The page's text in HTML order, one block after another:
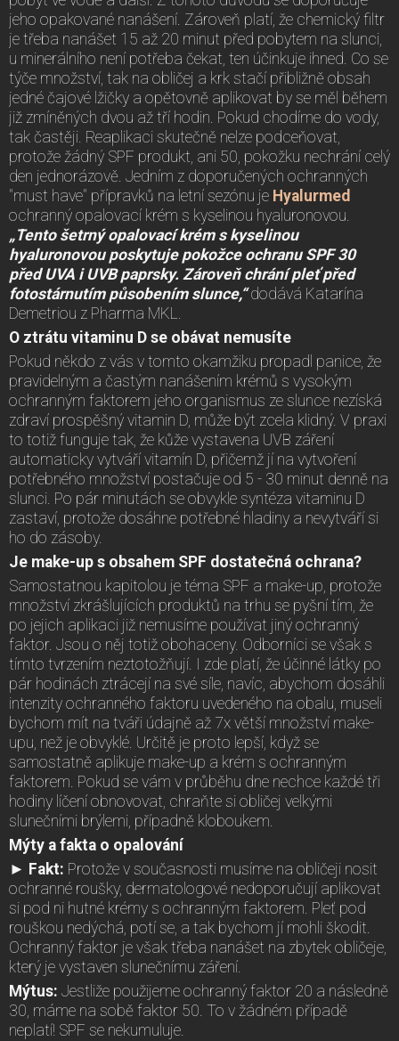
jeho opakované nanášení. Zároveň platí, že chemický filtr
je třeba nanášet 15 až 20 minut před pobytem na slunci,
u minerálního není potřeba čekat, ten účinkuje ihned. Co se
týče množství, tak na obličej a krk stačí přibližně obsah
jedné čajové lžičky a opětovně aplikovat by se měl během
již zmíněných dvou až tří hodin. Pokud chodíme do vody,
tak častěji. Reaplikaci skutečně nelze podceňovat,
protože žádný SPF produkt, ani 50, pokožku nechrání celý
den jednorázově. Jedním z doporučených ochranných
"must have" přípravků na letní sezónu je Hyalurmed
ochranný opalovací krém s kyselinou hyaluronovou.
„Tento šetrný opalovací krém s kyselinou
hyaluronovou poskytuje pokožce ochranu SPF 30
před UVA i UVB paprsky. Zároveň chrání pleť před
fotostárnutím působením slunce,“dodává Katarína
Demetriou z Pharma MKL.
O ztrátu vitaminu D se obávat nemusíte
Pokud někdo z vás v tomto okamžiku propadl panice, že
pravidelným a častým nanášením krémů s vysokým
ochranným faktorem jeho organismus ze slunce nezíská
zdraví prospěšný vitamin D, může být zcela klidný. V praxi
to totiž funguje tak, že kůže vystavena UVB záření
automaticky vytváří vitamín D, přičemž jí na vytvoření
potřebného množství postačuje od 5 - 30 minut denně na
slunci. Po pár minutách se obvykle syntéza vitaminu D
zastaví, protože dosáhne potřebné hladiny a nevytváří si
ho do zásoby.
Je make-up s obsahem SPF dostatečná ochrana?
Samostatnou kapitolou je téma SPF a make-up, protože
množství zkrášlujících produktů na trhu se pyšní tím, že
po jejich aplikaci již nemusíme používat jiný ochranný
faktor. Jsou o něj totiž obohaceny. Odborníci se však s
tímto tvrzením neztotožňují. I zde platí, že účinné látky po
pár hodinách ztrácejí na své síle, navíc, abychom dosáhli
intenzity ochranného faktoru uvedeného na obalu, museli
bychom mít na tváři údajně až 7x větší množství make-
upu, než je obvyklé. Určitě je proto lepší, když se
samostatně aplikuje make-up a krém s ochranným
faktorem. Pokud se vám v průběhu dne nechce každé tři
hodiny líčení obnovovat, chraňte si obličej velkými
slunečními brýlemi, případně kloboukem.
Mýty a fakta o opalování
► Fakt: Protože v současnosti musíme na obličeji nosit
ochranné roušky, dermatologové nedoporučují aplikovat
si pod ni hutné krémy s ochranným faktorem. Pleť pod
rouškou nedýchá, potí se, a tak bychom jí mohli škodit.
Ochranný faktor je však třeba nanášet na zbytek obličeje,
který je vystaven slunečnímu záření.
Mýtus: Jestliže použijeme ochranný faktor 20 a následně
30, máme na sobě faktor 50. To v žádném případě
neplatí! SPF se nekumuluje.